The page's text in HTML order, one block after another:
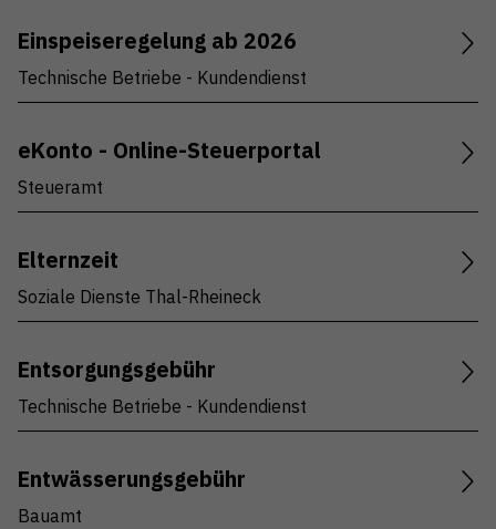
Einspeiseregelung ab 2026
Technische Betriebe - Kundendienst
eKonto - Online-Steuerportal
Steueramt
Elternzeit
Soziale Dienste Thal-Rheineck
Entsorgungsgebühr
Technische Betriebe - Kundendienst
Entwässerungsgebühr
Bauamt